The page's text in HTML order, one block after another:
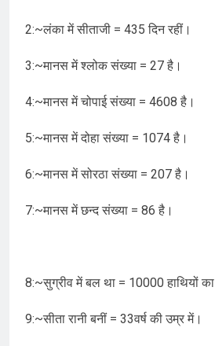
2:~लंका में सीताजी = 435 दिन रहीं।
3:~मानस में श्लोक संख्या = 27 है।
4:~मानस में चोपाई संख्या = 4608 है।
5:~मानस में दोहा संख्या = 1074 है।
6:~मानस में सोरठा संख्या = 207 है।
7:~मानस में छन्द संख्या = 86 है।
8:~सुग्रीव में बल था = 10000 हाथियों
9:~सीता रानी बनीं = 33वर्ष की उम्र में।